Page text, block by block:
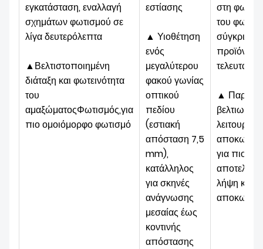
εγκατάσταση, εναλλαγή
σχημάτων φωτισμού σε
λίγα δευτερόλεπτα
▲Βελτιστοποιημένη
διάταξη και φωτεινότητα
του
αμαξώματοςΦωτισμός,για
πιο ομοιόμορφο φωτισμό
εστίασης
▲ Υιοθέτηση
ενός
μεγαλύτερου
φακού γωνίας
οπτικού
πεδίου
(εστιακή
απόσταση 7,5
mm),
κατάλληλος
για σκηνές
ανάγνωσης
μεσαίας έως
κοντινής
απόστασης
στη
του
σύγκριση
προϊόντα
τελευταίας
▲
βελτιωμένη
λειτουργία
για πιο
λήψη και